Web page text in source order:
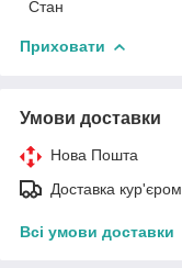
Стан
Приховати
Умови доставки
Нова Пошта
Доставка кур'єром
Всі умови доставки